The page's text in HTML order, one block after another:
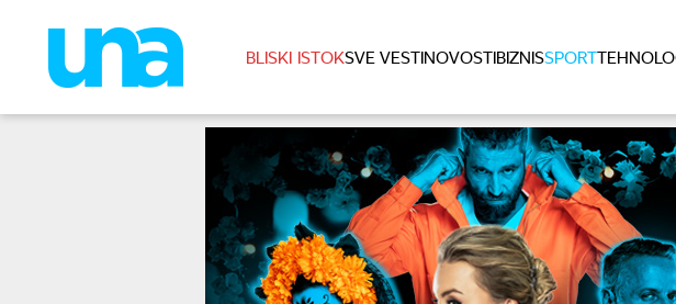
BLISKI ISTOKSVE VESTINOVOSTIBIZNISSPORT